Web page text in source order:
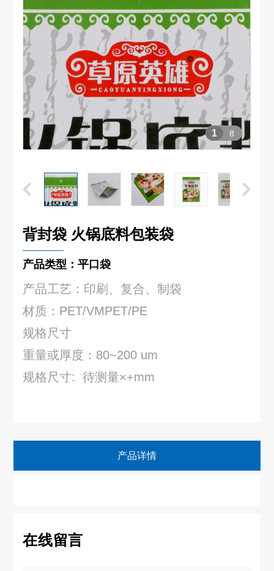
1 8
背封袋 火锅底料包装袋
产品类型：平口袋
产品工艺：印刷、复合、制袋
材质：PET/VMPET/PE
规格尺寸
重量或厚度：80~200 um
规格尺寸: 待测量×+mm
产品详情
在线留言